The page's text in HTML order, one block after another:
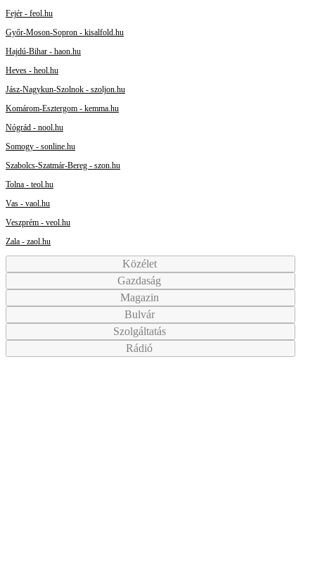
Fejér - feol.hu
Győr-Moson-Sopron - kisalfold.hu
Hajdú-Bihar - haon.hu
Heves - heol.hu
Jász-Nagykun-Szolnok - szoljon.hu
Komárom-Esztergom - kemma.hu
Nógrád - nool.hu
Somogy - sonline.hu
Szabolcs-Szatmár-Bereg - szon.hu
Tolna - teol.hu
Vas - vaol.hu
Veszprém - veol.hu
Zala - zaol.hu
Közélet
Gazdaság
Magazin
Bulvár
Szolgáltatás
Rádió